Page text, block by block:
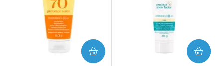
COMPRAR COMPRAR